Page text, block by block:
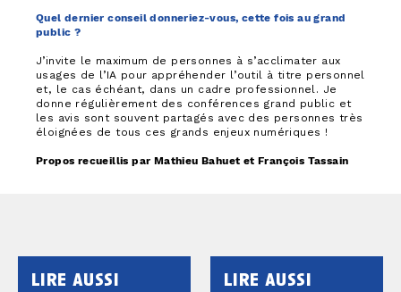
Quel dernier conseil donneriez-vous, cette fois au grand
public ?
J’invite le maximum de personnes à s’acclimater aux
usages de l’IA pour appréhender l’outil à titre personnel
et, le cas échéant, dans un cadre professionnel. Je
donne régulièrement des conférences grand public et
les avis sont souvent partagés avec des personnes très
éloignées de tous ces grands enjeux numériques !
Propos recueillis par Mathieu Bahuet et François Tassain
lire aussi lire aussi